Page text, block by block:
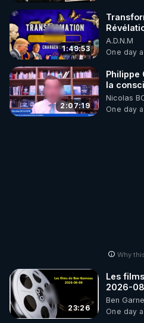
1:49:53
07/08/26
A.D.N.M
One day
2:07:19
Philippe
la
Nicolas
One day
Why
23:26
Les
2026-
Ben
One day